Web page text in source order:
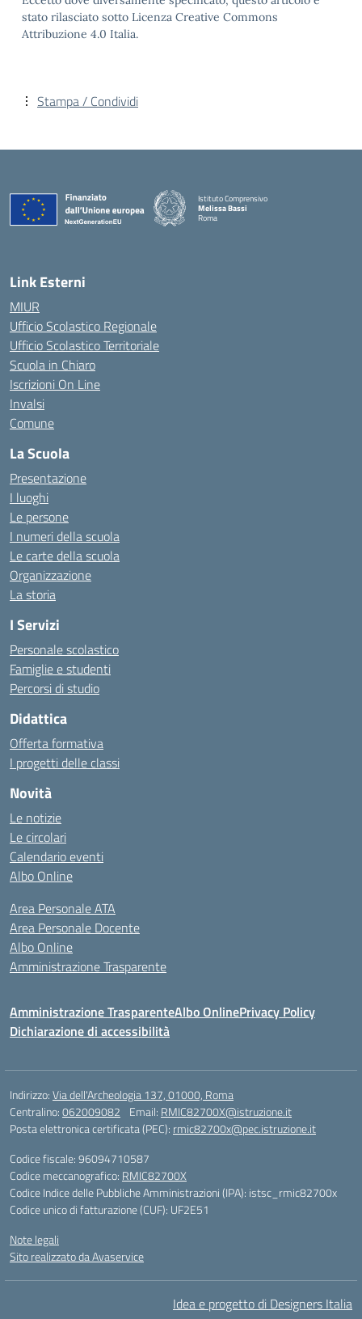
stato rilasciato sotto Licenza Creative Commons
Attribuzione 4.0 Italia.
Stampa / Condividi
Istituto Comprensivo
Melissa Bassi
Roma
Link Esterni
MIUR
Ufficio Scolastico Regionale
Ufficio Scolastico Territoriale
Scuola in Chiaro
Iscrizioni On Line
Invalsi
Comune
La Scuola
Presentazione
I luoghi
Le persone
I numeri della scuola
Le carte della scuola
Organizzazione
La storia
I Servizi
Personale scolastico
Famiglie e studenti
Percorsi di studio
Didattica
Offerta formativa
I progetti delle classi
Novità
Le notizie
Le circolari
Calendario eventi
Albo Online
Area Personale ATA
Area Personale Docente
Albo Online
Amministrazione Trasparente
Amministrazione TrasparenteAlbo OnlinePrivacy Policy
Dichiarazione di accessibilità
Indirizzo:Via dell'Archeologia 137, 01000, Roma
Centralino:062009082 Email: RMIC82700X@istruzione.it
Posta elettronica certificata (PEC): rmic82700x@pec.istruzione.it
Codice fiscale: 96094710587
Codice meccanografico: RMIC82700X
Codice Indice delle Pubbliche Amministrazioni (IPA): istsc_rmic82700x
Codice unico di fatturazione (CUF): UF2E51
Note legali
Sito realizzato da Avaservice
Idea e progetto di Designers Italia